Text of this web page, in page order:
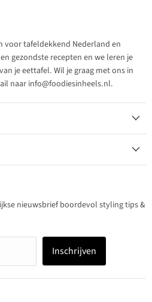
voor tafeldekkend Nederland en
gezondste recepten en we leren je
je eettafel. Wil je graag met ons in
naar info@foodiesinheels.nl.
nieuwsbrief boordevol styling tips &
Inschrijven